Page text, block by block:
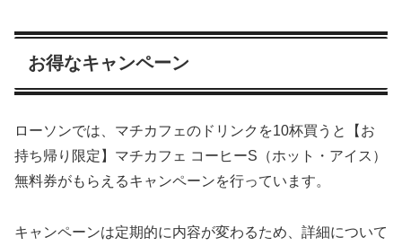
お得なキャンペーン
ローソンでは、マチカフェのドリンクを10杯買うと【お
持ち帰り限定】マチカフェ コーヒーS（ホット・アイス）
無料券がもらえるキャンペーンを行っています。
キャンペーンは定期的に内容が変わるため、詳細について